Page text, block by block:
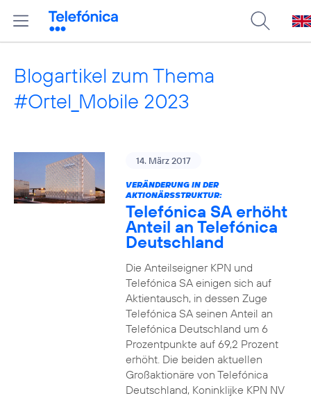
Blogartikel zum Thema
#Ortel_Mobile 2023
14. März 2017
VERÄNDERUNG IN DER
AKTIONÄRSSTRUKTUR:
Telefónica SA erhöht
Anteil an Telefónica
Deutschland
Die Anteilseigner KPN und
Telefónica SA einigen sich auf
Aktientausch, in dessen Zuge
Telefónica SA seinen Anteil an
Telefónica Deutschland um 6
Prozentpunkte auf 69,2 Prozent
erhöht. Die beiden aktuellen
Großaktionäre von Telefónica
Deutschland, Koninklijke KPN NV